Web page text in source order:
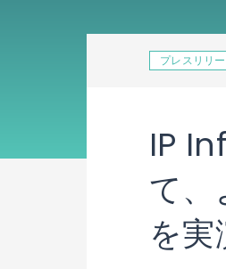
プレスリリ
IP
て、
を実